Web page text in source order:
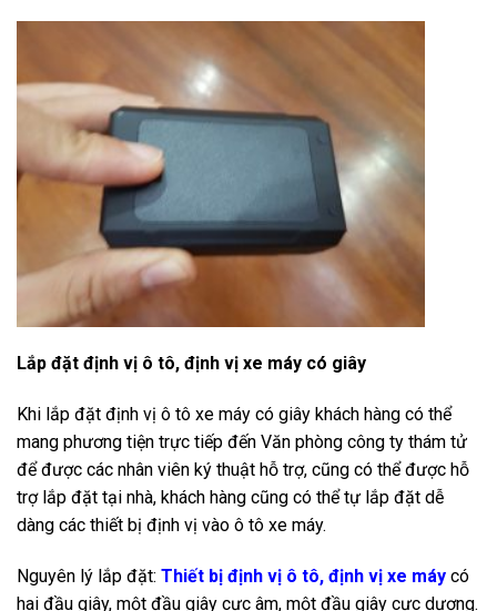
Lắp đặt định vị ô tô, định vị xe máy có giây
Khi lắp đặt định vị ô tô xe máy có giây khách hàng có thể
mang phương tiện trực tiếp đến Văn phòng công ty thám tử
để được các nhân viên ký thuật hỗ trợ, cũng có thể được hỗ
trợ lắp đặt tại nhà, khách hàng cũng có thể tự lắp đặt dễ
dàng các thiết bị định vị vào ô tô xe máy.
Nguyên lý lắp đặt: Thiết bị định vị ô tô, định vị xe máy có
hai đầu giây, một đầu giây cực âm, một đầu giây cực dương.